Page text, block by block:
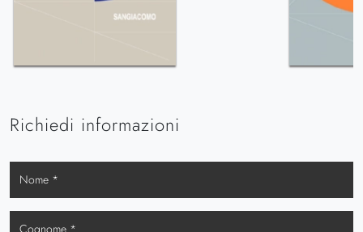
Richiedi informazioni